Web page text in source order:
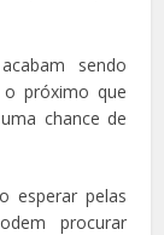
sendo
próximo que
chance de
esperar pelas
procurar